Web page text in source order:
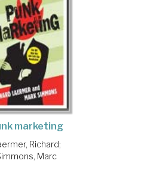
marketing
Richard;
Marc